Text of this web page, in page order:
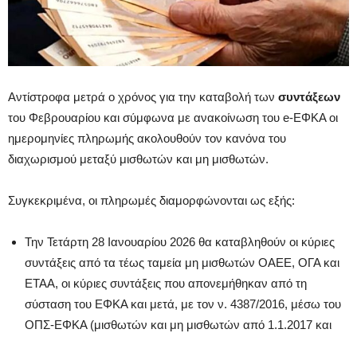
Αντίστροφα μετρά ο χρόνος για την καταβολή των συντάξεων
του Φεβρουαρίου και σύμφωνα με ανακοίνωση του e-ΕΦΚΑ οι
ημερομηνίες πληρωμής ακολουθούν τον κανόνα του
διαχωρισμού μεταξύ μισθωτών και μη μισθωτών.
Συγκεκριμένα, οι πληρωμές διαμορφώνονται ως εξής:
Την Τετάρτη 28 Ιανουαρίου 2026 θα καταβληθούν οι κύριες
συντάξεις από τα τέως ταμεία μη μισθωτών ΟΑΕΕ, ΟΓΑ και
ΕΤΑΑ, οι κύριες συντάξεις που απονεμήθηκαν από τη
σύσταση του ΕΦΚΑ και μετά, με τον ν. 4387/2016, μέσω του
ΟΠΣ-ΕΦΚΑ (μισθωτών και μη μισθωτών από 1.1.2017 και